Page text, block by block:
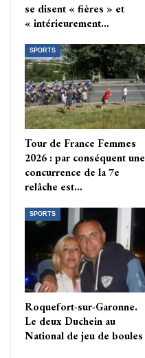
se disent « fières » et
« intérieurement…
SPORTS
Tour de France Femmes
2026 : par conséquent une
concurrence de la 7e
relâche est…
SPORTS
Roquefort-sur-Garonne.
Le deux Duchein au
National de jeu de boules